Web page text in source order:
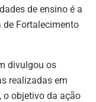
de ensino é a
de Fortalecimento
divulgou os
realizadas em
o objetivo da ação